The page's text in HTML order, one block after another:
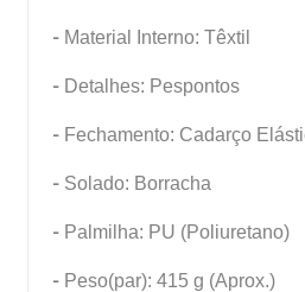
- Material Interno: Têxtil
- Detalhes: Pespontos
- Fechamento: Cadarço
- Solado: Borracha
- Palmilha: PU (Poliuretano)
- Peso(par): 415 g (Aprox.)